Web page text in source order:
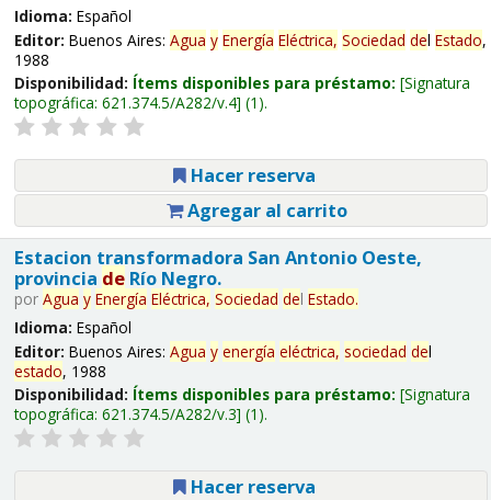
Idioma: Español
Editor: Buenos Aires: Agua y Energía Eléctrica, Sociedad del Estado,
1988
Disponibilidad: Ítems disponibles para préstamo: Signatura
topográfica: 621.374.5/A282/v.4 (1).
Hacer reserva
Agregar al carrito
Estacion transformadora San Antonio Oeste,
provincia deRío Negro.
por Agua y Energía Eléctrica, Sociedad del Estado.
Idioma: Español
Editor: Buenos Aires: Agua y energía eléctrica, sociedad del
estado, 1988
Disponibilidad: Ítems disponibles para préstamo: Signatura
topográfica: 621.374.5/A282/v.3 (1).
Hacer reserva